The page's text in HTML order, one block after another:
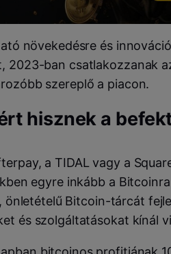
növekedésre és
2023-ban csatlakozzanak
szereplő a piacon.
hisznek a
a TIDAL vagy a
egyre inkább a
önletételű Bitcoin-tárcát
és szolgáltatásokat kínál